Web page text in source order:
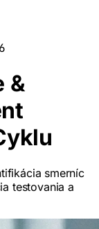
&
smerníc
testovania a